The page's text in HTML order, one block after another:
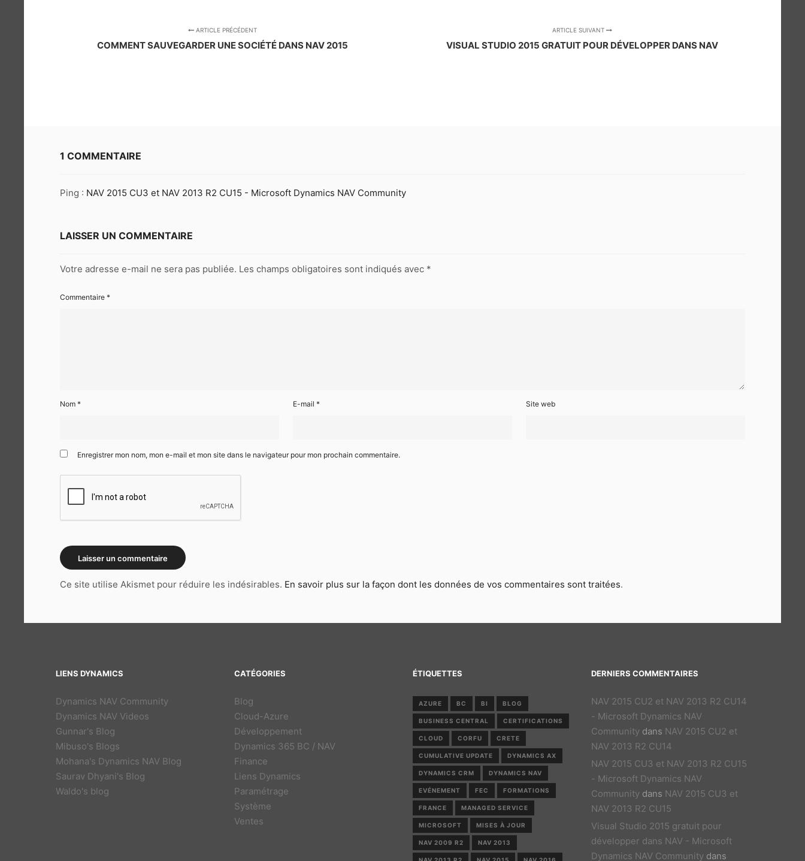
ARTICLE PRÉCÉDENT
COMMENT SAUVEGARDER UNE SOCIÉTÉ DANS NAV 2015
ARTICLE SUIVANT
VISUAL STUDIO 2015 GRATUIT POUR DÉVELOPPER DANS NAV
1 COMMENTAIRE
Ping : NAV 2015 CU3 et NAV 2013 R2 CU15 - Microsoft Dynamics NAV Community
LAISSER UN COMMENTAIRE
Votre adresse e-mail ne sera pas publiée. Les champs obligatoires sont indiqués avec *
Commentaire *
Nom * E-mail * Site web
Enregistrer mon nom, mon e-mail et mon site dans le navigateur pour mon prochain commentaire.
Ce site utilise Akismet pour réduire les indésirables. En savoir plus sur la façon dont les données de vos commentaires sont traitées.
LIENS DYNAMICS
Dynamics NAV Community
Dynamics NAV Videos
Gunnar's Blog
Mibuso's Blogs
Mohana's Dynamics NAV Blog
Saurav Dhyani's Blog
Waldo's blog
CATÉGORIES
Blog
Cloud-Azure
Développement
Dynamics 365 BC / NAV
Finance
Liens Dynamics
Paramétrage
Système
Ventes
ÉTIQUETTES
AZURE BC BI BLOG
BUSINESS CENTRAL CERTIFICATIONS
CLOUD CORFU CRETE
CUMULATIVE UPDATE DYNAMICS AX
DYNAMICS CRM DYNAMICS NAV
EVÉNEMENT FEC FORMATIONS
FRANCE MANAGED SERVICE
MICROSOFT MISES À JOUR
NAV 2009 R2 NAV 2013
NAV 2013 R2 NAV 2015 NAV 2016
DERNIERS COMMENTAIRES
NAV 2015 CU2 et NAV 2013 R2 CU14
- Microsoft Dynamics NAV
Community dans NAV 2015 CU2 et
NAV 2013 R2 CU14
NAV 2015 CU3 et NAV 2013 R2 CU15
- Microsoft Dynamics NAV
Community dans NAV 2015 CU3 et
NAV 2013 R2 CU15
Visual Studio 2015 gratuit pour
développer dans NAV - Microsoft
Dynamics NAV Community dans